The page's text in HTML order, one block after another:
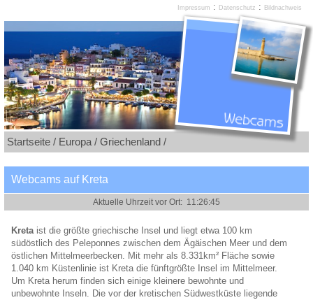
Startseite / Europa / Griechenland /
Webcams auf Kreta
Kretaist die größte griechische Insel und liegt etwa 100 km
südöstlich des Peleponnes zwischen dem Ägäischen Meer und dem
östlichen Mittelmeerbecken. Mit mehr als 8.331km² Fläche sowie
1.040 km Küstenlinie ist Kreta die fünftgrößte Insel im Mittelmeer.
Um Kreta herum finden sich einige kleinere bewohnte und
unbewohnte Inseln. Die vor der kretischen Südwestküste liegende
Impressum : Datenschutz : Bildnachweis